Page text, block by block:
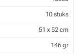
10 stuks
51 x 52 cm
146 gr